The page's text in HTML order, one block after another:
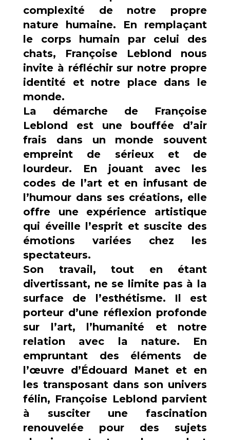
complexité de notre propre
nature humaine. En remplaçant
le corps humain par celui des
chats, Françoise Leblond nous
invite à réfléchir sur notre propre
identité et notre place dans le
monde.
La démarche de Françoise
Leblond est une bouffée d’air
frais dans un monde souvent
empreint de sérieux et de
lourdeur. En jouant avec les
codes de l’art et en infusant de
l’humour dans ses créations, elle
offre une expérience artistique
qui éveille l’esprit et suscite des
émotions variées chez les
spectateurs.
Son travail, tout en étant
divertissant, ne se limite pas à la
surface de l’esthétisme. Il est
porteur d’une réflexion profonde
sur l’art, l’humanité et notre
relation avec la nature. En
empruntant des éléments de
l’œuvre d’Édouard Manet et en
les transposant dans son univers
félin, Françoise Leblond parvient
à susciter une fascination
renouvelée pour des sujets